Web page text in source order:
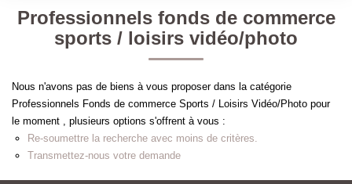
ESTIMER
L'AGENCE
CONTACT
Sélectionnez...
Type de bien
Surface min
Créer une alerte
Professionnels fonds de commerce
sports / loisirs vidéo/photo
Nous n'avons pas de biens à vous proposer dans la catégorie
Professionnels Fonds de commerce Sports / Loisirs Vidéo/Photo pour
le moment , plusieurs options s'offrent à vous :
Re-soumettre la recherche avec moins de critères.
Transmettez-nous votre demande